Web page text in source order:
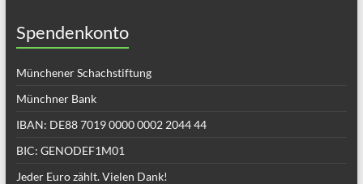
Spendenkonto
Münchener Schachstiftung
Münchner Bank
IBAN: DE88 7019 0000 0002 2044 44
BIC: GENODEF1M01
Jeder Euro zählt. Vielen Dank!